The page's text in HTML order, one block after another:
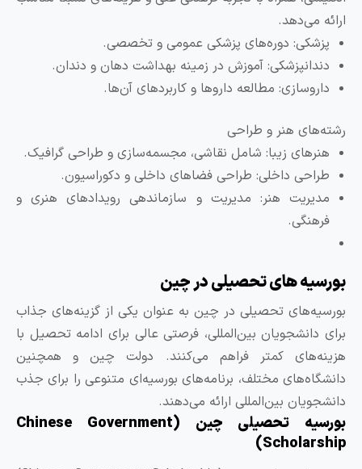
می‌دهد.
پزشکی: دوره‌های پزشکی عمومی و تخصصی.
دندانپزشکی: آموزش در زمینه بهداشت دهان و دندان.
داروسازی: مطالعه داروها و کاربردهای آن‌ها.
هنر و طراحی
هنرهای زیبا: شامل نقاشی، مجسمه‌سازی و طراحی گرافیک.
طراحی داخلی: طراحی فضاهای داخلی و دکوراسیون.
مدیریت هنر: مدیریت و سازماندهی رویدادهای هنری و
فرهنگی.
های تحصیلی در چین
تحصیلی در چین به عنوان یکی از گزینه‌های جذاب
دانشجویان بین‌المللی، فرصتی عالی برای ادامه تحصیل با
کمتر فراهم می‌کنند. دولت چین و همچنین
مختلف، برنامه‌های بورسیه‌ای متنوعی را برای جذب
بین‌المللی ارائه می‌دهند.
بورسیه تحصیلی چین (Chinese Government